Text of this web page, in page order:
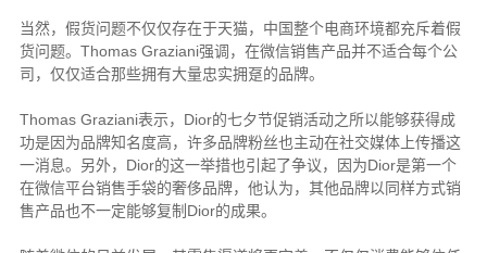
当然，假货问题不仅仅存在于天猫，中国整个电商环境都充斥着假
货问题。 Thomas Graziani强调，在微信销售产品并不适合每个公
司，仅仅适合那些拥有大量忠实拥趸的品牌。
Thomas Graziani表示， Dior的七夕节促销活动之所以能够获得成
功是因为品牌知名度高，许多品牌粉丝也主动在社交媒体上传播这
一消息。另外， Dior的这一举措也引起了争议，因为Dior是第一个
在微信平台销售手袋的奢侈品牌，他认为，其他品牌以同样方式销
售产品也不一定能够复制 Dior的成果。